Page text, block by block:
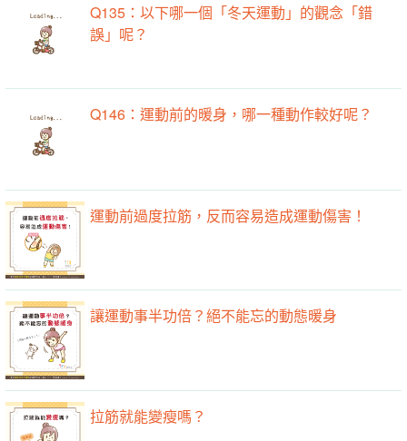
Q135：以下哪一個「冬天運動」的觀念「錯
誤」呢？
Q146：運動前的暖身，哪一種動作較好呢？
運動前過度拉筋，反而容易造成運動傷害！
讓運動事半功倍？絕不能忘的動態暖身
拉筋就能變瘦嗎？